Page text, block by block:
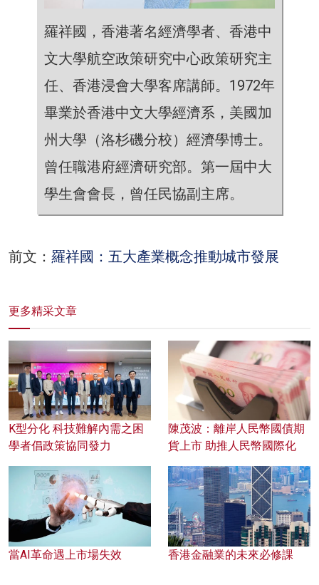
羅祥國，香港著名經濟學者、香港中
文大學航空政策研究中心政策研究主
任、香港浸會大學客席講師。1972年
畢業於香港中文大學經濟系，美國加
州大學（洛杉磯分校）經濟學博士。
曾任職港府經濟研究部。第一屆中大
學生會會長，曾任民協副主席。
前文： 羅祥國：五大產業概念推動城市發展
更多精采文章
K型分化 科技難解內需之困
學者倡政策協同發力
陳茂波：離岸人民幣國債期
貨上市 助推人民幣國際化
當AI革命遇上市場失效 香港金融業的未來必修課